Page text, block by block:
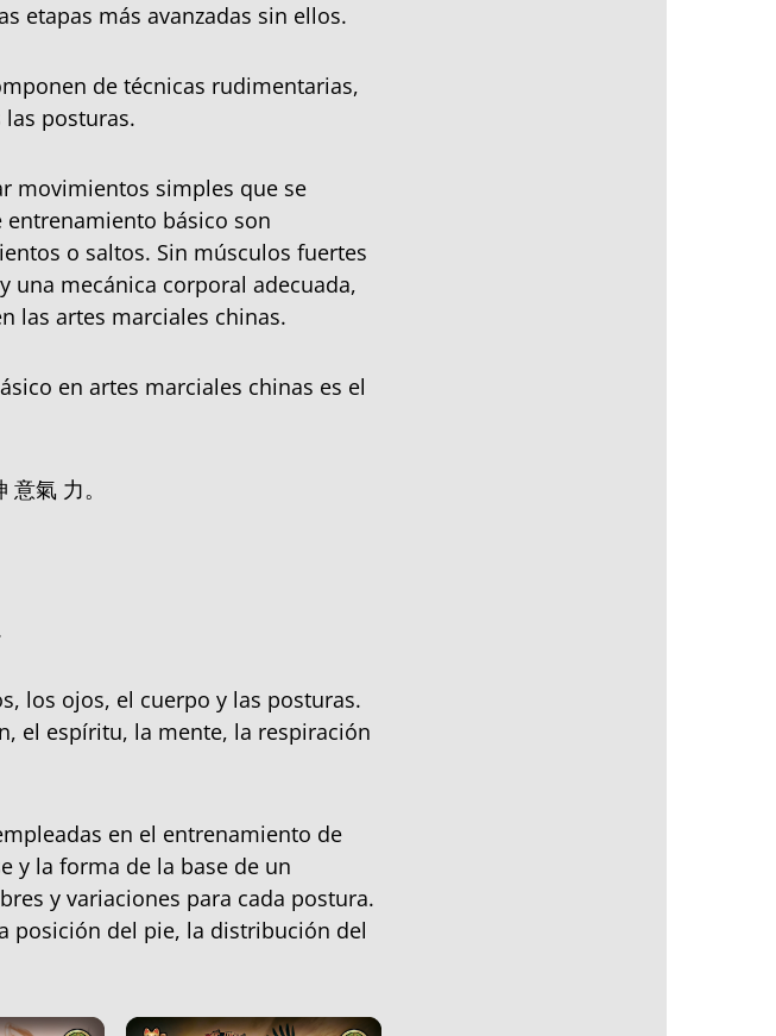
etapas más avanzadas sin ellos.
de técnicas rudimentarias,
posturas.
movimientos simples que se
básico son
o saltos. Sin músculos fuertes
una mecánica corporal adecuada,
las artes marciales chinas.
en artes marciales chinas es el
氣 力。
los ojos, el cuerpo y las posturas.
el espíritu, la mente, la respiración
en el entrenamiento de
y la forma de la base de un
y variaciones para cada postura.
posición del pie, la distribución del